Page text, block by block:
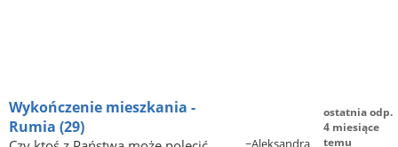
Wykończenie mieszkania -
Rumia (29)
~Aleksandra
ostatnia odp.
4 miesiące
temu